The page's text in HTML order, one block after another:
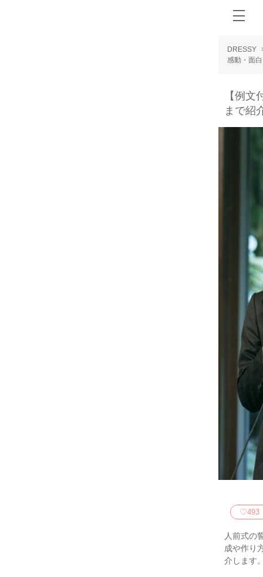
DRESSY
感動・面
【例
まで紹
♡493
人前式の
成や作り
介します